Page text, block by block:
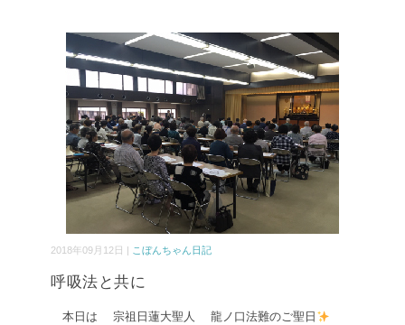
2018年09月12日 | こぼんちゃん日記
呼吸法と共に
本日は 宗祖日蓮大聖人 龍ノ口法難のご聖日